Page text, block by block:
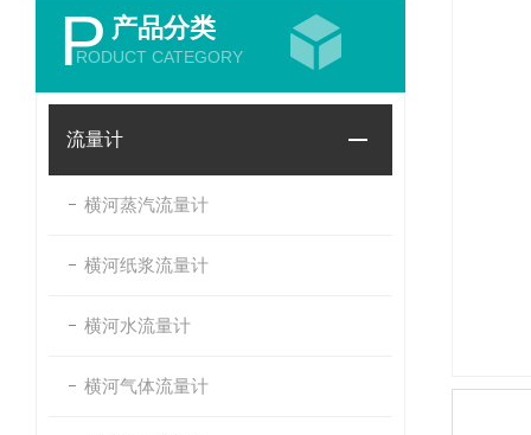
P 产品分类
RODUCT CATEGORY
流量计
横河蒸汽流量计
横河纸浆流量计
横河水流量计
横河气体流量计